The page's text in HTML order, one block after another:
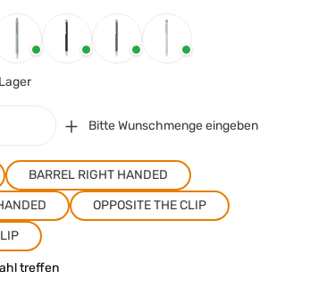
MintgrünSchwarzSteingrau Weiss
Bitte Wunschmenge eingeben
BARREL RIGHT HANDED
OPPOSITE THE CLIP
treffen